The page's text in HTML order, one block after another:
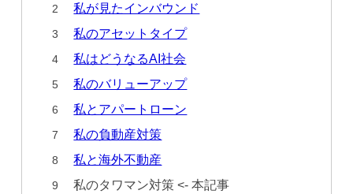
私が見たインバウンド
私のアセットタイプ
私はどうなるAI社会
私のバリューアップ
私とアパートローン
私の負動産対策
私と海外不動産
私のタワマン対策 <- 本記事